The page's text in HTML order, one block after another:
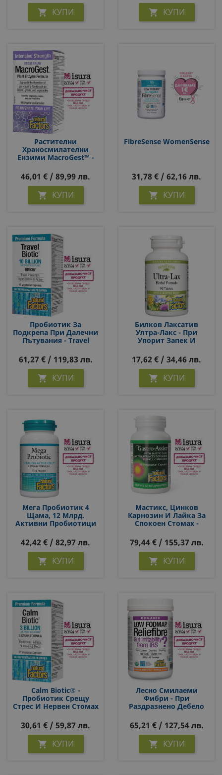
 КУПИ  КУПИ
Растителни
Храносмилателни
Ензими MacroGest™ -
Вегани И Придържащи
Се Към Суровоядство,
60 Капсули
46,01 € / 89,99 лв.
 КУПИ
FibreSense WomenSense
31,78 € / 62,16 лв.
 КУПИ
Пробиотик За
Подкрепа При Далечни
Пътувания - Travel
Млрд. Активни
Пробиотици, 60
61,27 € / 119,83 лв.
 КУПИ
Билков Лаксатив
Ултра-Лакс - При
Упорит Запек И
Дискомфорт, 90
Таблетки
17,62 € / 34,46 лв.
 КУПИ
Мега Пробиотик 4
Щама, 12 Млрд.
Активни Пробиотици
42,42 € / 82,97 лв.
 КУПИ
Мастикс, Цинков
Карнозин И Лайка За
Спокоен Стомах -
Капсули
79,44 € / 155,37 лв.
 КУПИ
Calm Biotic® -
Пробиотик Срещу
Стрес И Нервен Стомах
Пробиотици, 2 Щама,
30 Капсули
30,61 € / 59,87 лв.
 КУПИ
Лесно Смилаеми
Фибри - При
Раздразнено Дебело
LOW-FODMAP Продукт,
268 G, 40 Дози
65,21 € / 127,54 лв.
 КУПИ